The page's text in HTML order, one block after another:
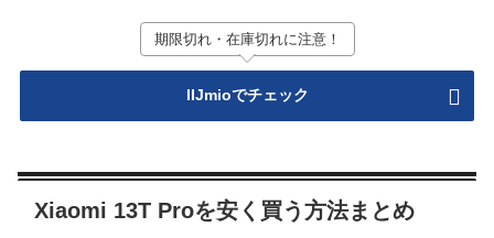
期限切れ・在庫切れに注意！
IIJmioでチェック
Xiaomi 13T Proを安く買う方法まとめ